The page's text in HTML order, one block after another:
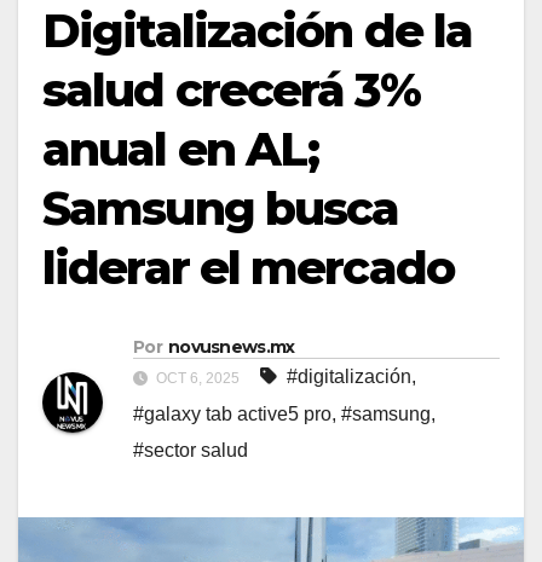
Digitalización de la
salud crecerá 3%
anual en AL;
Samsung busca
liderar el mercado
Por novusnews.mx
OCT 6, 2025 #digitalización,
#galaxy tab active5 pro, #samsung,
#sector salud